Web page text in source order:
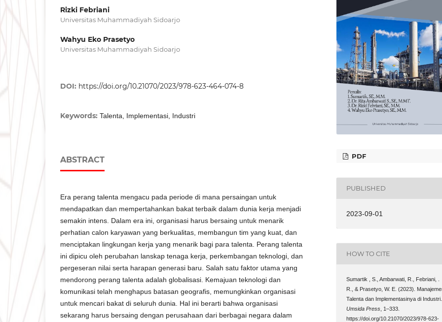
Rizki Febriani
Universitas Muhammadiyah Sidoarjo
Wahyu Eko Prasetyo
Universitas Muhammadiyah Sidoarjo
DOI: https://doi.org/10.21070/2023/978-623-464-074-8
Keywords: Talenta, Implementasi, Industri
ABSTRACT
Era perang talenta mengacu pada periode di mana persaingan untuk
mendapatkan dan mempertahankan bakat terbaik dalam dunia kerja menjadi
semakin intens. Dalam era ini, organisasi harus bersaing untuk menarik
perhatian calon karyawan yang berkualitas, membangun tim yang kuat, dan
menciptakan lingkungan kerja yang menarik bagi para talenta. Perang talenta
ini dipicu oleh perubahan lanskap tenaga kerja, perkembangan teknologi, dan
pergeseran nilai serta harapan generasi baru. Salah satu faktor utama yang
mendorong perang talenta adalah globalisasi. Kemajuan teknologi dan
komunikasi telah menghapus batasan geografis, memungkinkan organisasi
untuk mencari bakat di seluruh dunia. Hal ini berarti bahwa organisasi
sekarang harus bersaing dengan perusahaan dari berbagai negara dalam
PDF
PUBLISHED
2023-09-01
HOW TO CITE
Sumartik , S., Ambarwati, R., Febriani, .
R., & Prasetyo, W. E. (2023).
Talenta dan Implementasinya di Industri.
Umsida Press , 1–333.
https://doi.org/10.21070/2023/978-623-